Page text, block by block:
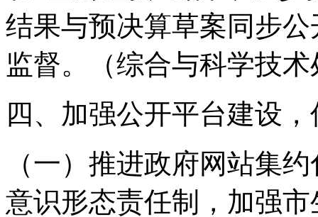
结果与预决算草案同步
监督。
（综合与科学技
四、加强公开平台建设
（一）推进政府网站集
意识形态责任制，加强